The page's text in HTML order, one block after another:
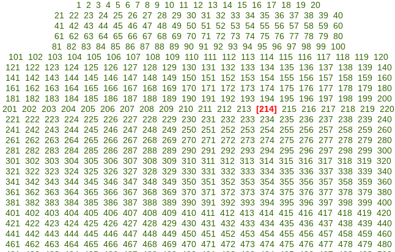
1 2 3 4 5 6 7 8 9 10 11 12 13 14 15 16 17 18 19 20
21 22 23 24 25 26 27 28 29 30 31 32 33 34 35 36 37 38 39 40
41 42 43 44 45 46 47 48 49 50 51 52 53 54 55 56 57 58 59 60
61 62 63 64 65 66 67 68 69 70 71 72 73 74 75 76 77 78 79 80
81 82 83 84 85 86 87 88 89 90 91 92 93 94 95 96 97 98 99
100
101 102 103 104 105 106 107 108 109 110 111 112 113 114 115 116 117 118 119 120
121
122 123 124 125 126 127 128 129 130 131 132 133 134 135 136 137 138 139
140
141
142 143 144 145 146 147 148 149 150 151 152 153 154 155 156 157 158 159
160
161
162 163 164 165 166 167 168 169 170 171 172 173 174 175 176 177 178 179
180
181
182 183 184 185 186 187 188 189 190 191 192 193 194 195 196 197 198 199 200
201 202 203 204 205 206 207 208 209 210 211 212 213 [214] 215 216 217 218 219 220
221 222 223 224 225 226 227 228 229 230 231 232 233 234 235 236 237 238 239 240
241 242 243 244 245 246 247 248 249 250 251 252 253 254 255 256 257 258 259 260
261 262 263 264 265 266 267 268 269 270 271 272 273 274 275 276 277 278 279 280
281 282 283 284 285 286 287 288 289 290 291 292 293 294 295 296 297 298 299 300
301 302 303 304 305 306 307 308 309 310 311 312 313 314 315 316 317 318 319 320
321 322 323 324 325 326 327 328 329 330 331 332 333 334 335 336 337 338 339 340
341 342 343 344 345 346 347 348 349 350 351 352 353 354 355 356 357 358 359 360
361 362 363 364 365 366 367 368 369 370 371 372 373 374 375 376 377 378 379 380
381 382 383 384 385 386 387 388 389 390 391 392 393 394 395 396 397 398 399 400
401 402 403 404 405 406 407 408 409 410 411 412 413 414 415 416 417 418 419 420
421 422 423 424 425 426 427 428 429 430 431 432 433 434 435 436 437 438 439 440
441 442 443 444 445 446 447 448 449 450 451 452 453 454 455 456 457 458 459 460
461 462 463 464 465 466 467 468 469 470 471 472 473 474 475 476 477 478 479 480